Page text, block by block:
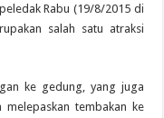
Rabu (19/8/2015 di
salah satu atraksi
ke gedung, yang juga
tembakan ke